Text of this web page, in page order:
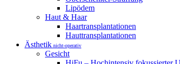
Lipödem
Haut & Haar
Haartransplantationen
Hauttransplantationen
Ästhetik nicht-operativ
Gesicht